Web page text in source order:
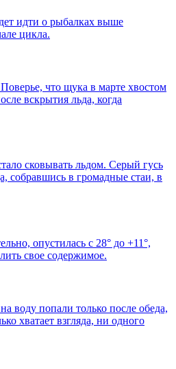
идти о рыбалках выше
цикла.
что щука в марте хвостом
вскрытия льда, когда
сковывать льдом. Серый гусь
собравшись в громадные стаи, в
опустилась с 28° до +11°,
свое содержимое.
воду попали только после обеда,
хватает взгляда, ни одного